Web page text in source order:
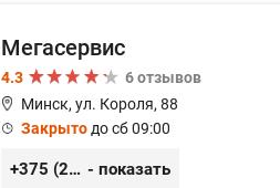
Мегасервис
4.3
6 отзывов
Минск, ул. Короля, 88
Закрытодо сб 09:00
+375 (29) 627-44-88 - показать